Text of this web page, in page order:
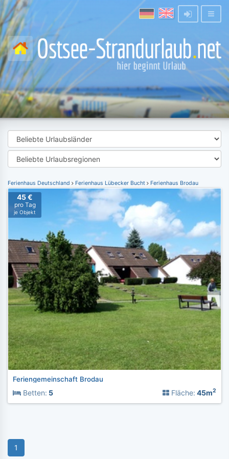
Ferienhaus Deutschland Ferienhaus Lübecker Bucht Ferienhaus Brodau
45 €
pro Tag
je Objekt
Feriengemeinschaft Brodau
Betten: 5 Fläche: 45m2
1